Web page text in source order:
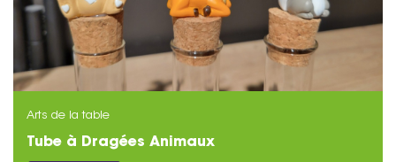
événements spéciaux. N’hésitez pas à parcourir
notre site et à découvrir notre sélection dès
maintenant !
Arts de la table
Tube à Dragées Animaux